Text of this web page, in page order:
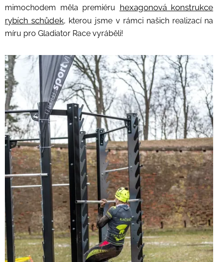
mimochodem měla premiéru hexagonová konstrukce
rybích schůdek, kterou jsme v rámci našich realizací na
míru pro Gladiator Race vyráběli!